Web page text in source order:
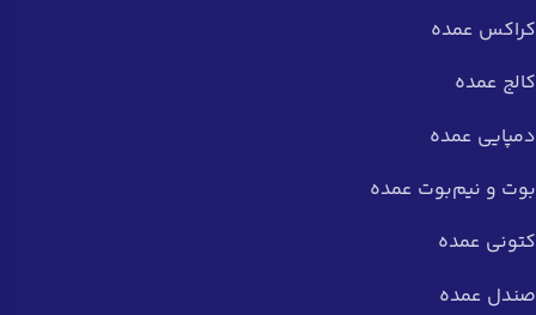
کراکس عمده
کالج عمده
دمپایی عمده
بوت و نیم‌بوت عمده
کتونی عمده
صندل عمده